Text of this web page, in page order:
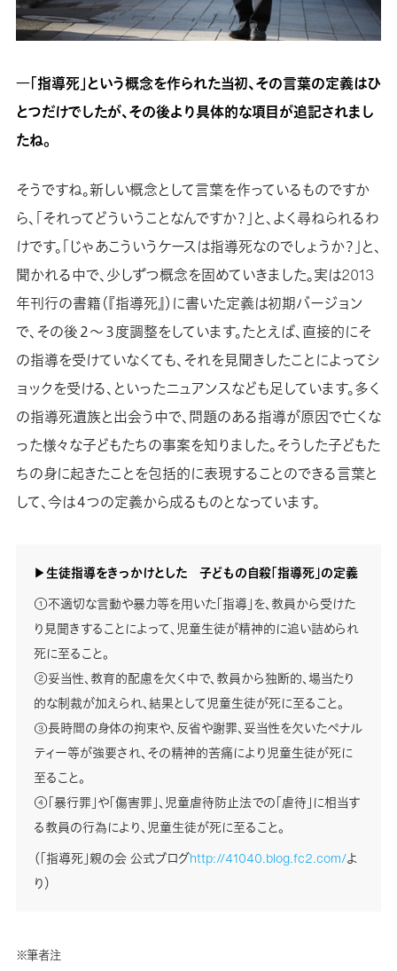
―「指導死」という概念を作られた当初、その言葉の定義はひ
とつだけでしたが、その後より具体的な項目が追記されまし
たね。
そうですね。新しい概念として言葉を作っているものですか
ら、「それってどういうことなんですか？」と、よく尋ねられるわ
けです。「じゃあこういうケースは指導死なのでしょうか？」と、
聞かれる中で、少しずつ概念を固めていきました。実は2013
年刊行の書籍（『指導死』）に書いた定義は初期バージョン
で、その後２～３度調整をしています。たとえば、直接的にそ
の指導を受けていなくても、それを見聞きしたことによってシ
ョックを受ける、といったニュアンスなども足しています。多く
の指導死遺族と出会う中で、問題のある指導が原因で亡くな
った様々な子どもたちの事案を知りました。そうした子どもた
ちの身に起きたことを包括的に表現することのできる言葉と
して、今は４つの定義から成るものとなっています。
▶生徒指導をきっかけとした 子どもの自殺「指導死」の定義
①不適切な言動や暴力等を用いた「指導」を、教員から受けた
り見聞きすることによって、児童生徒が精神的に追い詰められ
死に至ること。
②妥当性、教育的配慮を欠く中で、教員から独断的、場当たり
的な制裁が加えられ、結果として児童生徒が死に至ること。
③長時間の身体の拘束や、反省や謝罪、妥当性を欠いたペナル
ティー等が強要され、その精神的苦痛により児童生徒が死に
至ること。
④「暴行罪」や「傷害罪」、児童虐待防止法での「虐待」に相当す
る教員の行為により、児童生徒が死に至ること。
（「指導死」親の会 公式ブログhttp://41040.blog.fc2.com/よ
り）
※筆者注